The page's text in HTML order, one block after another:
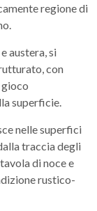
regione di
austera, si
con
superficie.
nelle superfici
traccia degli
di noce e
rustico-